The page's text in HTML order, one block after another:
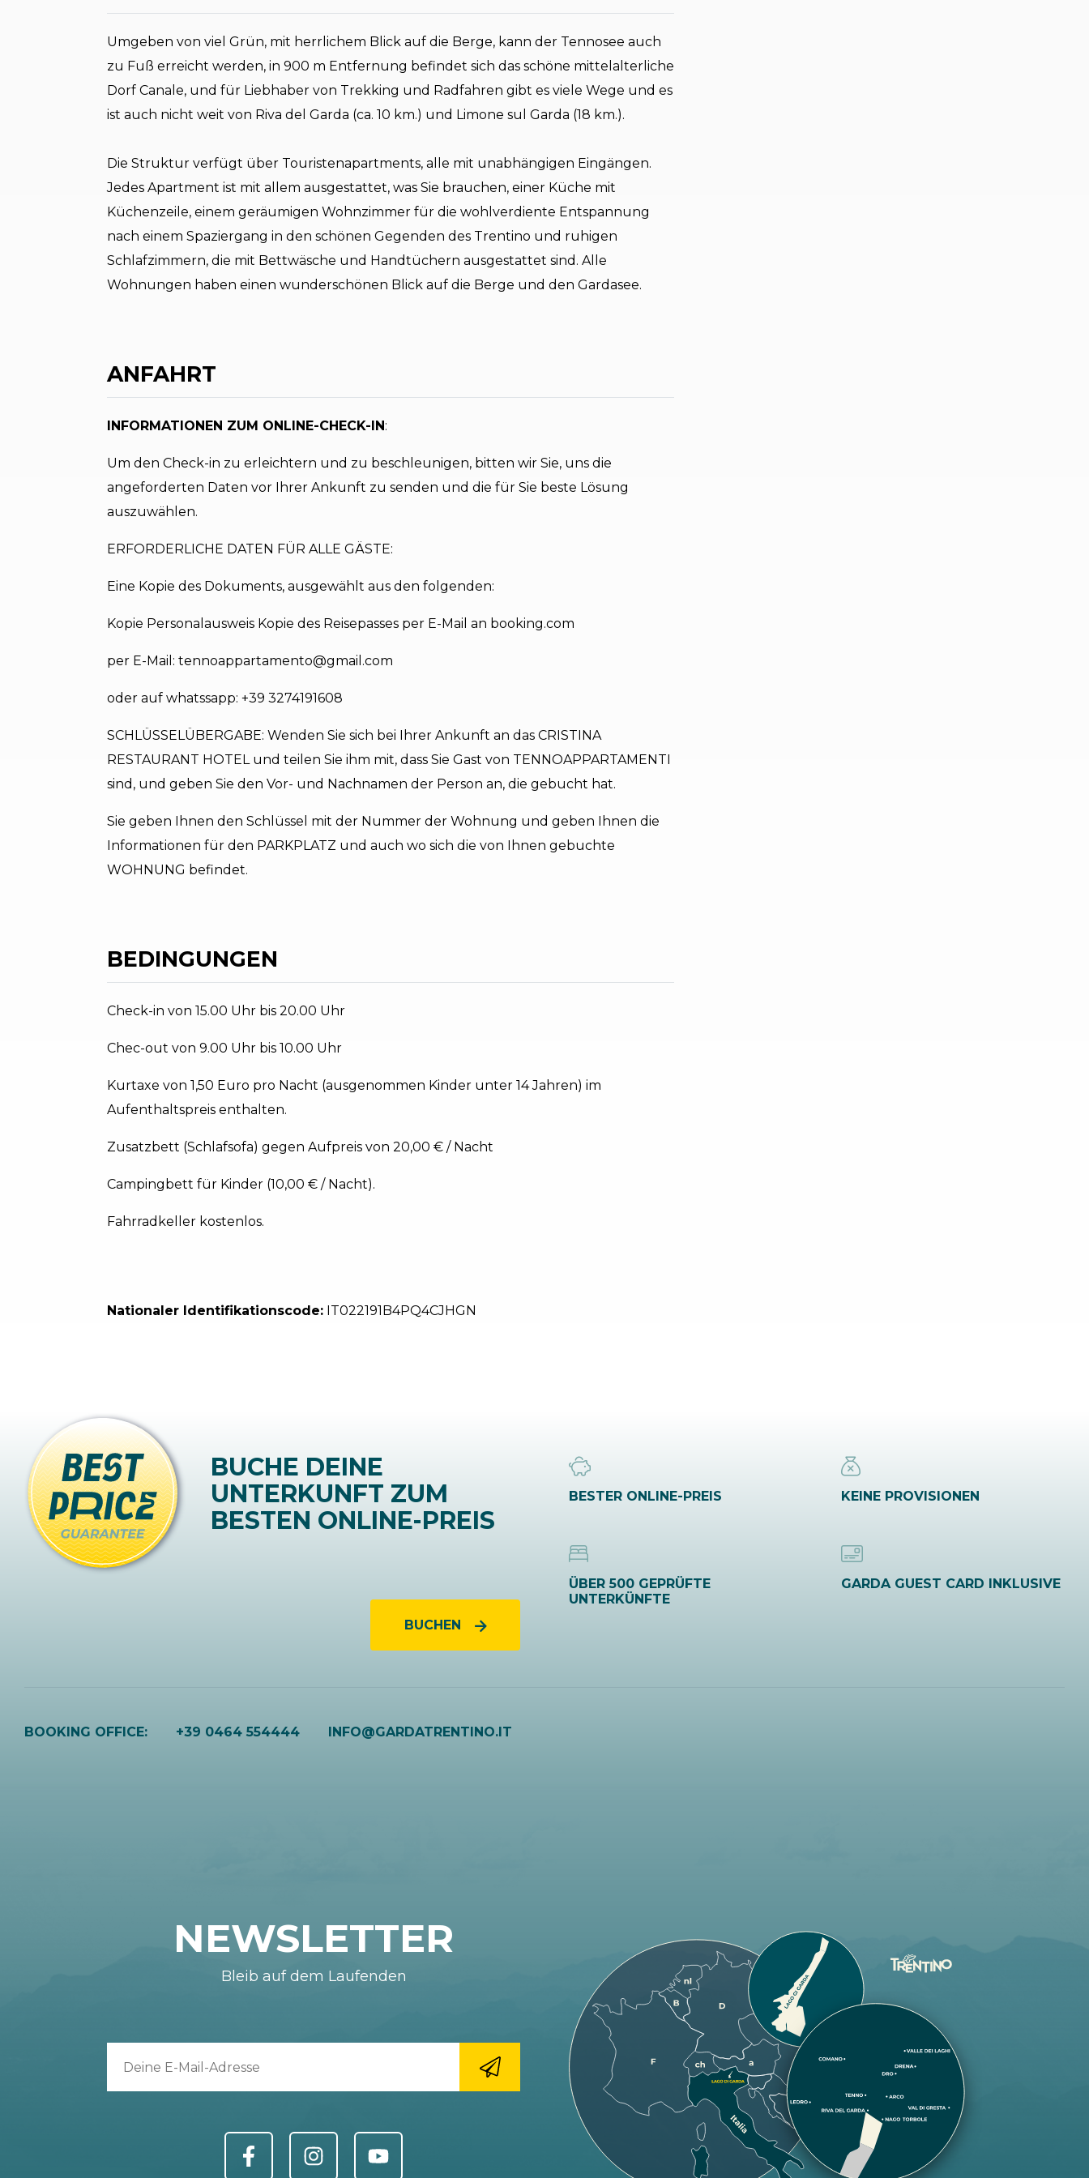
Umgeben von viel Grün, mit herrlichem Blick auf die Berge, kann der Tennosee auch
zu Fuß erreicht werden, in 900 m Entfernung befindet sich das schöne mittelalterliche
Dorf Canale, und für Liebhaber von Trekking und Radfahren gibt es viele Wege und es
ist auch nicht weit von Riva del Garda (ca. 10 km.) und Limone sul Garda (18 km.).
Die Struktur verfügt über Touristenapartments, alle mit unabhängigen Eingängen.
Jedes Apartment ist mit allem ausgestattet, was Sie brauchen, einer Küche mit
Küchenzeile, einem geräumigen Wohnzimmer für die wohlverdiente Entspannung
nach einem Spaziergang in den schönen Gegenden des Trentino und ruhigen
Schlafzimmern, die mit Bettwäsche und Handtüchern ausgestattet sind. Alle
Wohnungen haben einen wunderschönen Blick auf die Berge und den Gardasee.
ANFAHRT
INFORMATIONEN ZUM ONLINE-CHECK-IN :
Um den Check-in zu erleichtern und zu beschleunigen, bitten wir Sie, uns die
angeforderten Daten vor Ihrer Ankunft zu senden und die für Sie beste Lösung
auszuwählen.
ERFORDERLICHE DATEN FÜR ALLE GÄSTE:
Eine Kopie des Dokuments, ausgewählt aus den folgenden:
Kopie Personalausweis Kopie des Reisepasses per E-Mail an booking.com
per E-Mail: tennoappartamento@gmail.com
oder auf whatssapp: +39 3274191608
SCHLÜSSELÜBERGABE: Wenden Sie sich bei Ihrer Ankunft an das CRISTINA
RESTAURANT HOTEL und teilen Sie ihm mit, dass Sie Gast von TENNOAPPARTAMENTI
sind, und geben Sie den Vor- und Nachnamen der Person an, die gebucht hat.
Sie geben Ihnen den Schlüssel mit der Nummer der Wohnung und geben Ihnen die
Informationen für den PARKPLATZ und auch wo sich die von Ihnen gebuchte
WOHNUNG befindet.
BEDINGUNGEN
Check-in von 15.00 Uhr bis 20.00 Uhr
Chec-out von 9.00 Uhr bis 10.00 Uhr
Kurtaxe von 1,50 Euro pro Nacht (ausgenommen Kinder unter 14 Jahren) im
Aufenthaltspreis enthalten.
Zusatzbett (Schlafsofa) gegen Aufpreis von 20,00 € / Nacht
Campingbett für Kinder (10,00 € / Nacht).
Fahrradkeller kostenlos.
Nationaler Identifikationscode: IT022191B4PQ4CJHGN
BUCHE DEINE
UNTERKUNFT ZUM
BESTEN ONLINE-PREIS
BUCHEN
BESTER ONLINE-PREIS KEINE PROVISIONEN
ÜBER 500 GEPRÜFTE
UNTERKÜNFTE
GARDA GUEST CARD INKLUSIVE
BOOKING OFFICE: +39 0464 554444 INFO@GARDATRENTINO.IT
NEWSLETTER
Bleib auf dem Laufenden